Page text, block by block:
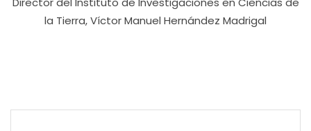
la Tierra, Víctor Manuel Hernández Madrigal